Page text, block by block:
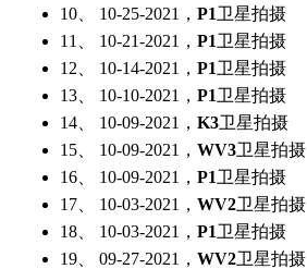
10、 10-25-2021， P1卫星拍摄
11、 10-21-2021， P1卫星拍摄
12、 10-14-2021， P1卫星拍摄
13、 10-10-2021， P1卫星拍摄
14、 10-09-2021， K3卫星拍摄
15、 10-09-2021， WV3卫星拍摄
16、 10-09-2021， P1卫星拍摄
17、 10-03-2021， WV2卫星拍摄
18、 10-03-2021， P1卫星拍摄
19、 09-27-2021， WV2卫星拍摄